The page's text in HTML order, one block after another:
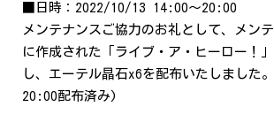
■日時：2022/10/13 14:00～20:00
メンテナンスご協力のお礼として、メン
に作成された「ライブ・ア・ヒーロー！
し、エーテル晶石x6を配布いたしました
20:00配布済み)